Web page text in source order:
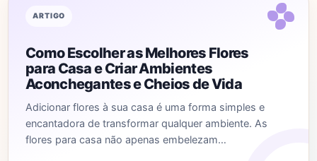
ARTIGO
Como Escolher as Melhores Flores
para Casa e Criar Ambientes
Aconchegantes e Cheios de Vida
Adicionar flores à sua casa é uma forma simples e
encantadora de transformar qualquer ambiente. As
flores para casa não apenas embelezam…